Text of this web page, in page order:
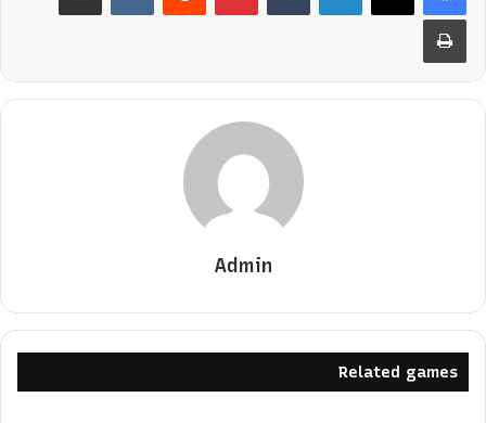
طباعة
Admin
Related games